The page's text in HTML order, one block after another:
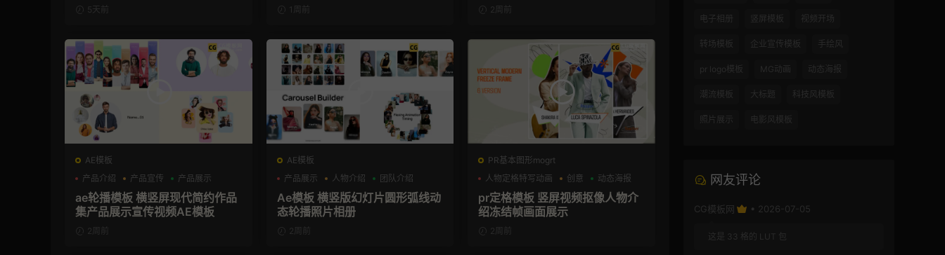
5天前 1周前 2周前
AE模板
产品介绍
产品宣传 产品展示
ae轮播模板 横竖屏现代简约作品
集产品展示宣传视频AE模板
2周前
AE模板
产品展示
人物介绍 团队介绍
Ae模板 横竖版幻灯片圆形弧线动
态轮播照片相册
2周前
PR基本图形mogrt
人物定格特写动画
创意 动态海报
pr定格模板 竖屏视频抠像人物介
绍冻结帧画面展示
2周前
电子相册 竖屏模板 视频开场
转场模板 企业宣传模板 手绘风
pr logo模板 MG动画 动态海报
潮流模板 大标题 科技风模板
照片展示 电影风模板
网友评论
CG模板网 • 2026-07-05
这是 33 格的 LUT 包